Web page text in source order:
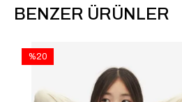
BENZER ÜRÜNLER
%20